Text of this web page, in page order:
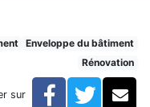
Enveloppe du bâtiment
Rénovation
sur Facebook